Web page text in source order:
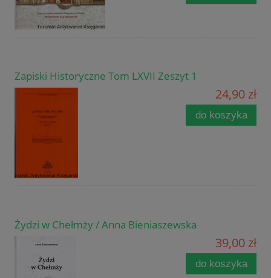
Zapiski Historyczne Tom LXVII Zeszyt 1
24,90 zł
do koszyka
Żydzi w Chełmży / Anna Bieniaszewska
39,00 zł
do koszyka